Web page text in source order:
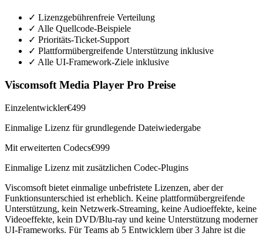
✓ Lizenzgebührenfreie Verteilung
✓ Alle Quellcode-Beispiele
✓ Prioritäts-Ticket-Support
✓ Plattformübergreifende Unterstützung inklusive
✓ Alle UI-Framework-Ziele inklusive
Viscomsoft Media Player Pro Preise
Einzelentwickler€499
Einmalige Lizenz für grundlegende Dateiwiedergabe
Mit erweiterten Codecs€999
Einmalige Lizenz mit zusätzlichen Codec-Plugins
Viscomsoft bietet einmalige unbefristete Lizenzen, aber der
Funktionsunterschied ist erheblich. Keine plattformübergreifende
Unterstützung, kein Netzwerk-Streaming, keine Audioeffekte, keine
Videoeffekte, kein DVD/Blu-ray und keine Unterstützung moderner
UI-Frameworks. Für Teams ab 5 Entwicklern über 3 Jahre ist die